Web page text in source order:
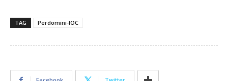
TAG Perdomini-IOC